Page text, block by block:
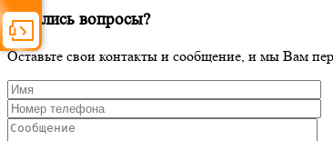
Остались вопросы?
Оставьте свои контакты и сообщение, и мы Вам